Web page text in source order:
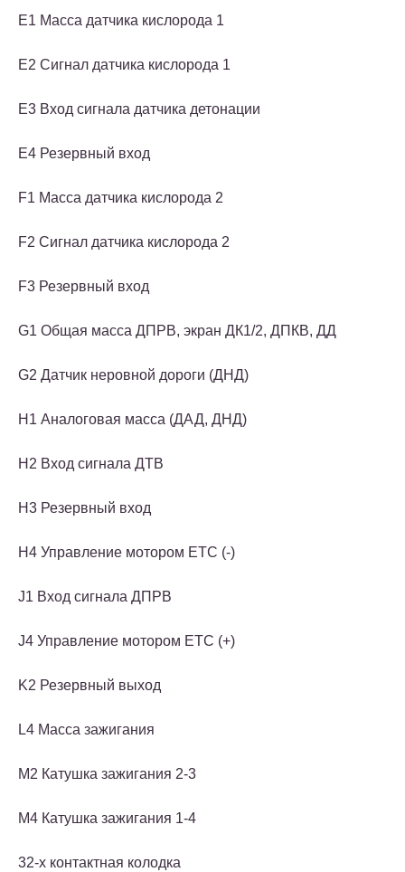
E1 Масса датчика кислорода 1
E2 Сигнал датчика кислорода 1
E3 Вход сигнала датчика детонации
E4 Резервный вход
F1 Масса датчика кислорода 2
F2 Сигнал датчика кислорода 2
F3 Резервный вход
G1 Общая масса ДПРВ, экран ДК1/2, ДПКВ, ДД
G2 Датчик неровной дороги (ДНД)
H1 Аналоговая масса (ДАД, ДНД)
H2 Вход сигнала ДТВ
H3 Резервный вход
H4 Управление мотором ЕТС (-)
J1 Вход сигнала ДПРВ
J4 Управление мотором ЕТС (+)
K2 Резервный выход
L4 Масса зажигания
M2 Катушка зажигания 2-3
M4 Катушка зажигания 1-4
32-x контактная колодка